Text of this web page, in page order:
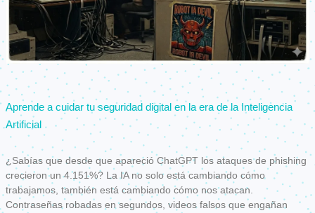
Aprende a cuidar tu seguridad digital en la era de la Inteligencia
Artificial
¿Sabías que desde que apareció ChatGPT los ataques de phishing
crecieron un 4.151%? La IA no solo está cambiando cómo
trabajamos, también está cambiando cómo nos atacan.
Contraseñas robadas en segundos, videos falsos que engañan